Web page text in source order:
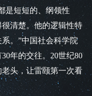
短短的、纲领性
清楚。他的逻辑性特
。”中国社会科学院
年的交往。20世纪80
头，让雷颐第一次看